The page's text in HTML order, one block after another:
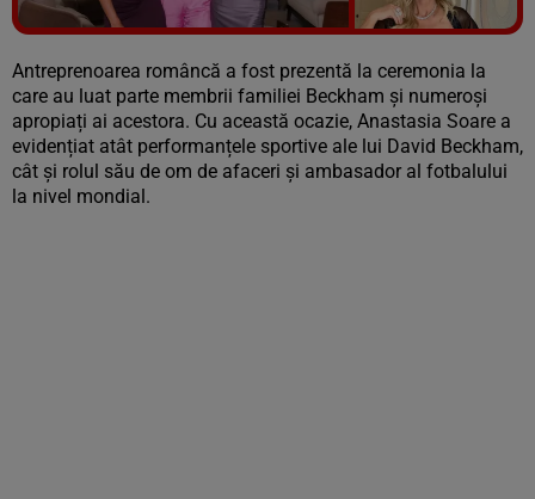
Vezi galeria foto
5 poze
Antreprenoarea româncă a fost prezentă la ceremonia la
care au luat parte membrii familiei Beckham și numeroși
apropiați ai acestora. Cu această ocazie, Anastasia Soare a
evidențiat atât performanțele sportive ale lui David Beckham,
cât și rolul său de om de afaceri și ambasador al fotbalului
la nivel mondial.